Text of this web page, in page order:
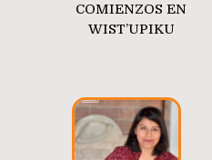
COMIENZOS EN
WIST’UPIKU